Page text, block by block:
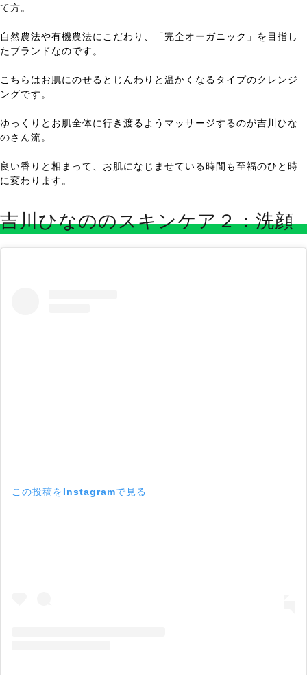
て方。
自然農法や有機農法にこだわり、「完全オーガニック」を目指し
たブランドなのです。
こちらはお肌にのせるとじんわりと温かくなるタイプのクレンジ
ングです。
ゆっくりとお肌全体に行き渡るようマッサージするのが吉川ひな
のさん流。
良い香りと相まって、お肌になじませている時間も至福のひと時
に変わります。
吉川ひなののスキンケア２：洗顔
この投稿をInstagramで見る